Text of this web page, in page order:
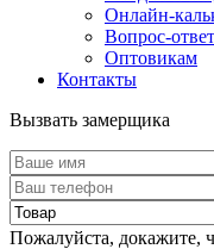
Онлайн-
Вопрос-ответ
Оптовикам
Контакты
Вызвать замерщика
Пожалуйста, докажите,